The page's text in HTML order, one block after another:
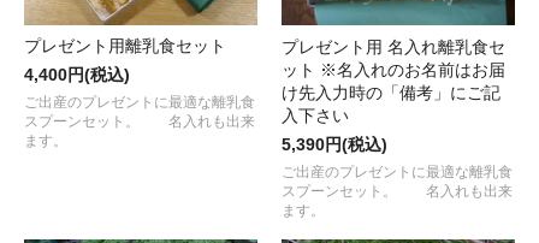
プレゼント用離乳食セット
4,400円(税込)
ご出産のプレゼントに最適な離乳食
スプーンセット。 名入れも出来
ます。
プレゼント用 名入れ離乳食セ
ット ※名入れのお名前はお届
け先入力時の「備考」にご記
入下さい
5,390円(税込)
ご出産のプレゼントに最適な離乳食
スプーンセット。 名入れも出来
ます。